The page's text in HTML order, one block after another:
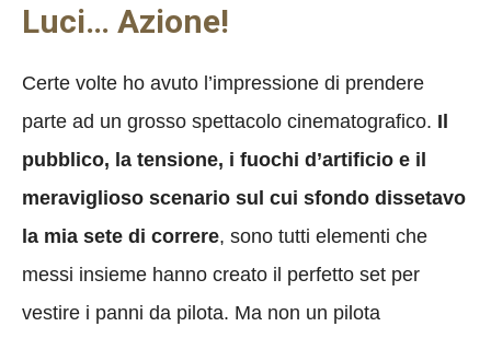
Luci… Azione!
Certe volte ho avuto l’impressione di prendere
parte ad un grosso spettacolo cinematografico. Il
pubblico, la tensione, i fuochi d’artificio e il
meraviglioso scenario sul cui sfondo dissetavo
la mia sete di correre, sono tutti elementi che
messi insieme hanno creato il perfetto set per
vestire i panni da pilota. Ma non un pilota